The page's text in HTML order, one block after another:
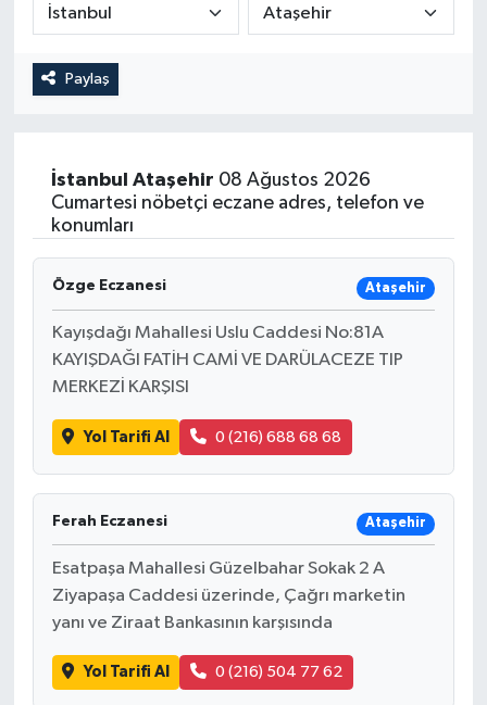
Paylaş
İstanbul Ataşehir 08 Ağustos 2026
Cumartesi nöbetçi eczane adres, telefon ve
konumları
Özge Eczanesi Ataşehir
Kayışdağı Mahallesi Uslu Caddesi No:81A
KAYIŞDAĞI FATİH CAMİ VE DARÜLACEZE TIP
MERKEZİ KARŞISI
Yol Tarifi Al 0 (216) 688 68 68
Ferah Eczanesi Ataşehir
Esatpaşa Mahallesi Güzelbahar Sokak 2 A
Ziyapaşa Caddesi üzerinde, Çağrı marketin
yanı ve Ziraat Bankasının karşısında
Yol Tarifi Al 0 (216) 504 77 62
Yönetim Kurulu
Yüksek İstişare Kurulu